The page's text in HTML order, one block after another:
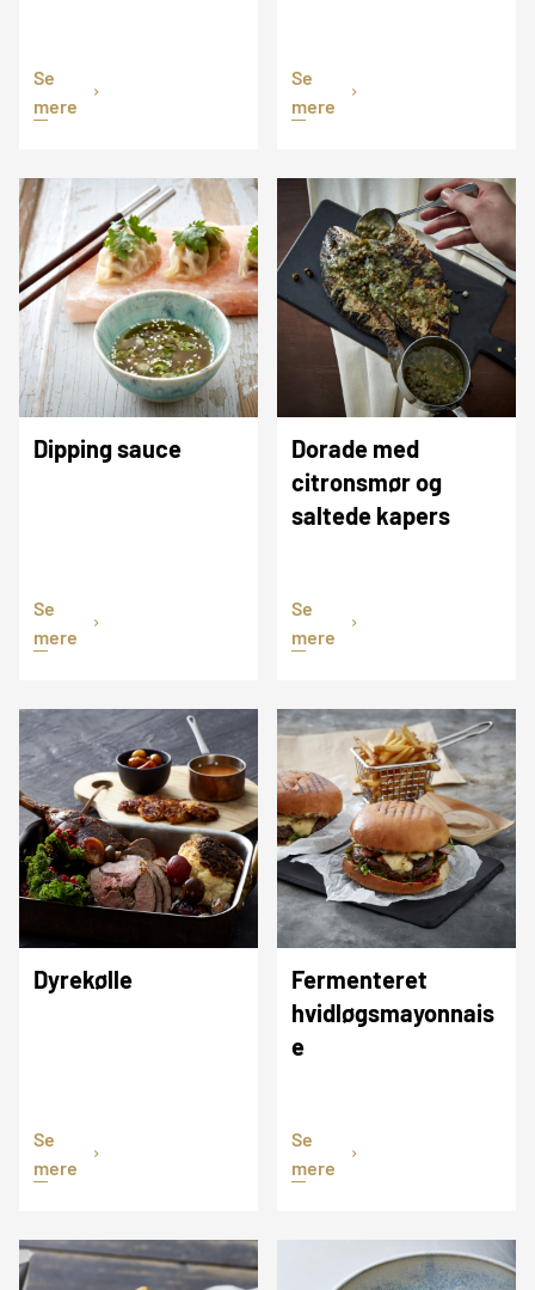
Se
mere
Se
mere
Dipping sauce
Se
mere
Dorade med
citronsmør og
saltede kapers
Se
mere
Dyrekølle
Se
mere
Fermenteret
hvidløgsmayonnais
e
Se
mere